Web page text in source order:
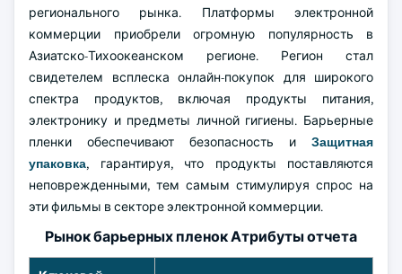
регионального рынка. Платформы электронной
коммерции приобрели огромную популярность в
Азиатско-Тихоокеанском регионе. Регион стал
свидетелем всплеска онлайн-покупок для широкого
спектра продуктов, включая продукты питания,
электронику и предметы личной гигиены. Барьерные
пленки обеспечивают безопасность и Защитная
упаковка, гарантируя, что продукты поставляются
неповрежденными, тем самым стимулируя спрос на
эти фильмы в секторе электронной коммерции.
Рынок барьерных пленок Атрибуты отчета